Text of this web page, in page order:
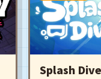
Splash